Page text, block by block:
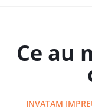
Ce au
INVATAM